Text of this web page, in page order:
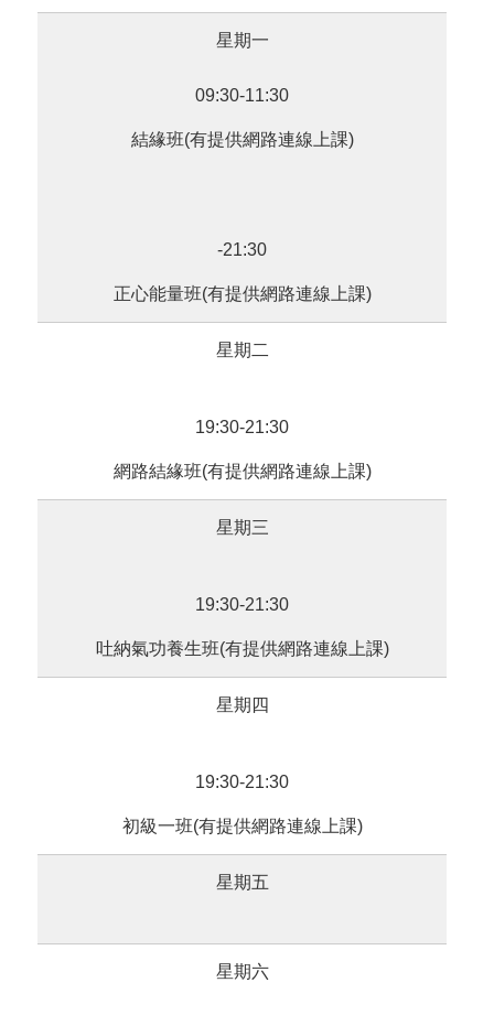
星期一
09:30-11:30
結緣班(有提供網路連線上課)
-21:30
正心能量班(有提供網路連線上課)
星期二
19:30-21:30
網路結緣班(有提供網路連線上課)
星期三
19:30-21:30
吐納氣功養生班(有提供網路連線上課)
星期四
19:30-21:30
初級一班(有提供網路連線上課)
星期五
星期六